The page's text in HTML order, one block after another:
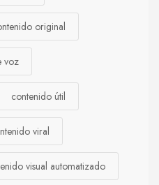
original
voz
contenido útil
viral
visual automatizado